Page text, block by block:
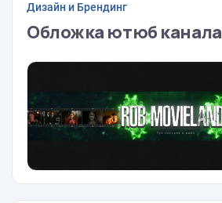
Дизайн и Брендинг
Обложка ютюб канала